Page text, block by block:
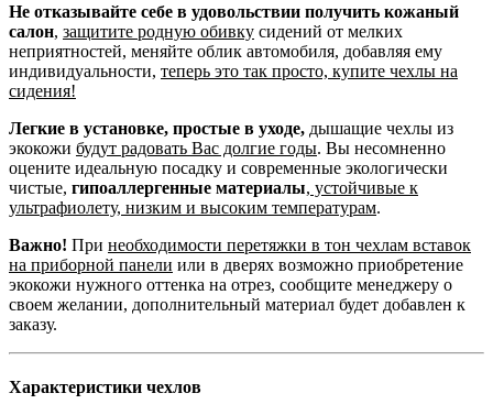
Не отказывайте себе в удовольствии получить кожаный
салон, защитите родную обивку сидений от мелких
неприятностей, меняйте облик автомобиля, добавляя ему
индивидуальности, теперь это так просто, купите чехлы на
сидения!
Легкие в установке, простые в уходе, дышащие чехлы из
экокожи будут радовать Вас долгие годы. Вы несомненно
оцените идеальную посадку и современные экологически
чистые, гипоаллергенные материалы, устойчивые к
ультрафиолету, низким и высоким температурам.
Важно! При необходимости перетяжки в тон чехлам вставок
на приборной панели или в дверях возможно приобретение
экокожи нужного оттенка на отрез, сообщите менеджеру о
своем желании, дополнительный материал будет добавлен к
заказу.
Характеристики чехлов